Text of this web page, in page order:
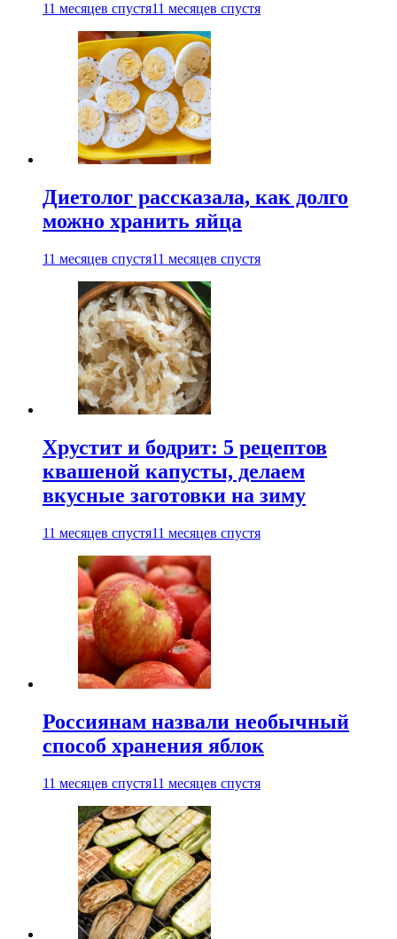
11 месяцев спустя11 месяцев спустя
Диетолог рассказала, как долго
можно хранить яйца
11 месяцев спустя11 месяцев спустя
Хрустит и бодрит: 5 рецептов
квашеной капусты, делаем
вкусные заготовки на зиму
11 месяцев спустя11 месяцев спустя
Россиянам назвали необычный
способ хранения яблок
11 месяцев спустя11 месяцев спустя